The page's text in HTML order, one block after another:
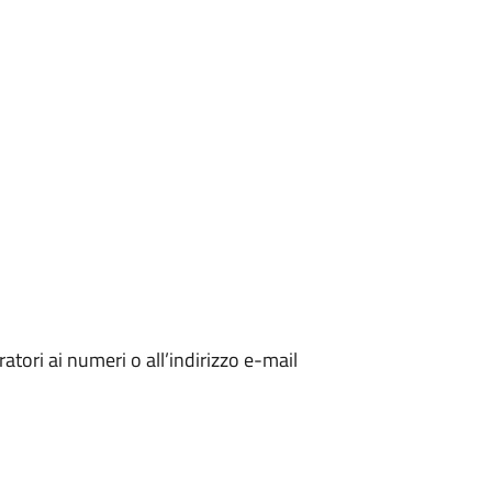
ai numeri o all’indirizzo e-mail